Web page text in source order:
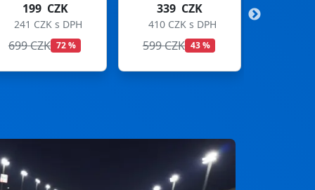
339 CZK
410 CZK s DPH
599 CZK
299 CZK
362 CZK s DPH
699 CZK